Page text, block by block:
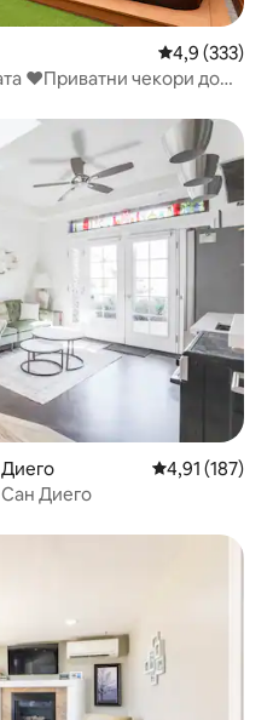
Просечна
4,9 (333)
❤️Приватни чекори до
на гостите“
Просечна
4,91 (187)
Диего
на гостите“